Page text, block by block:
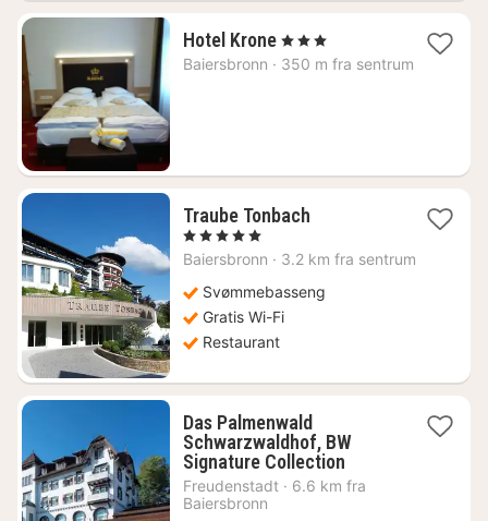
Hotel Krone1
natt
, 3 Stjerner
Baiersbronn · 350 m fra sentrum
Traube Tonbach1
fra
kr.
, 5 Stjerner
Baiersbronn · 3.2 km fra sentrum
Svømmebasseng
Gratis Wi-Fi
Restaurant
Das Palmenwald
Schwarzwaldhof, BW
Signature Collection1
natt
Freudenstadt · 6.6 km fra
Baiersbronn